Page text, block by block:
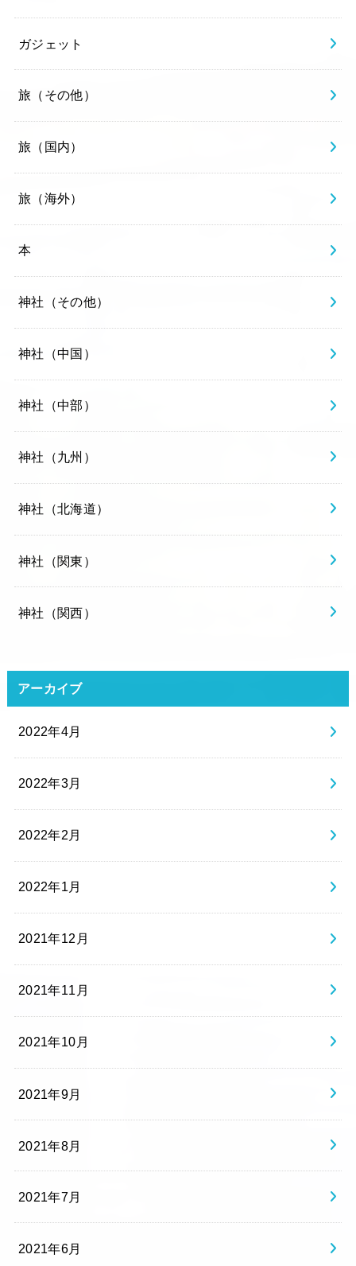
ガジェット
旅（その他）
旅（国内）
旅（海外）
本
神社（その他）
神社（中国）
神社（中部）
神社（九州）
神社（北海道）
神社（関東）
神社（関西）
アーカイブ
2022年4月
2022年3月
2022年2月
2022年1月
2021年12月
2021年11月
2021年10月
2021年9月
2021年8月
2021年7月
2021年6月